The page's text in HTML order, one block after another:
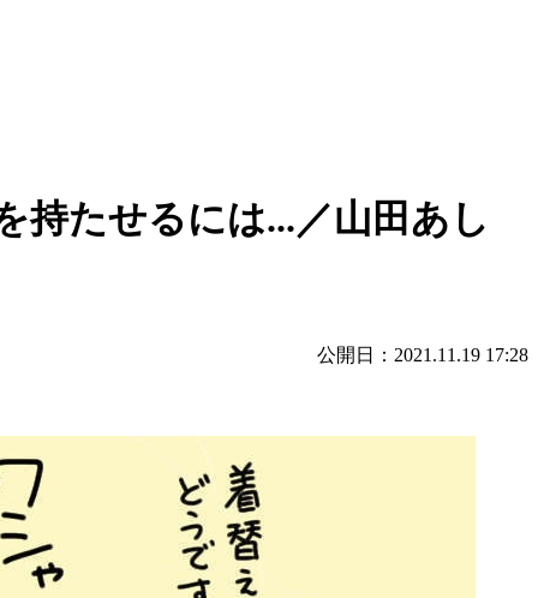
持たせるには...／山田あし
公開日：2021.11.19 17:28